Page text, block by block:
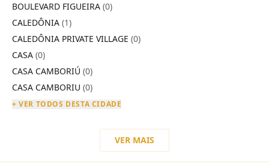
BOULEVARD FIGUEIRA (0)
CALEDÔNIA (1)
CALEDÔNIA PRIVATE VILLAGE (0)
CASA (0)
CASA CAMBORIÚ (0)
CASA CAMBORIU (0)
+ VER TODOS DESTA CIDADE
VER MAIS